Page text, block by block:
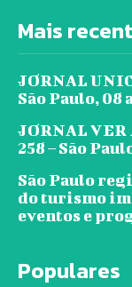
Mais
JORNAL
São Paulo, 08
JORNAL VER
258 – São
São Paulo
do turismo
eventos e
Populares